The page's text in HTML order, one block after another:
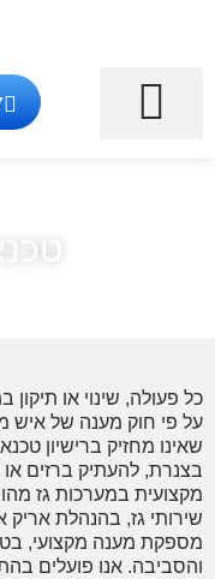
שינוי או תיקון
חוק מענה של איש
מחזיק ברישיון טכנאי
להעתיק ברזים או
במערכות גז מהווה
גז, בהנהלת אריק
מענה מקצועי, בטוח